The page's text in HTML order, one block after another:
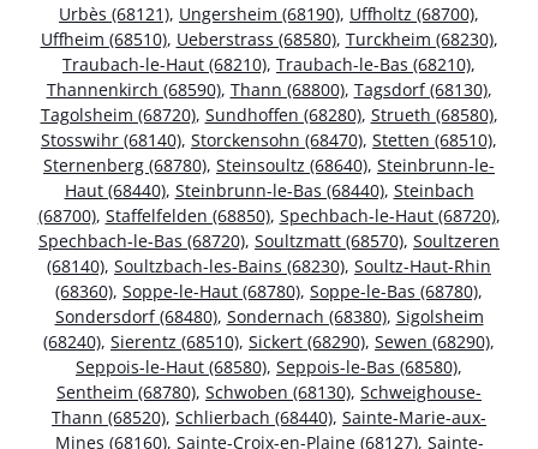
Urbès (68121), Ungersheim (68190), Uffholtz (68700),
Uffheim (68510), Ueberstrass (68580), Turckheim (68230),
Traubach-le-Haut (68210), Traubach-le-Bas (68210),
Thannenkirch (68590), Thann (68800), Tagsdorf (68130),
Tagolsheim (68720), Sundhoffen (68280), Strueth (68580),
Stosswihr (68140), Storckensohn (68470), Stetten (68510),
Sternenberg (68780), Steinsoultz (68640), Steinbrunn-le-
Haut (68440), Steinbrunn-le-Bas (68440), Steinbach
(68700), Staffelfelden (68850), Spechbach-le-Haut (68720),
Spechbach-le-Bas (68720), Soultzmatt (68570), Soultzeren
(68140), Soultzbach-les-Bains (68230), Soultz-Haut-Rhin
(68360), Soppe-le-Haut (68780), Soppe-le-Bas (68780),
Sondersdorf (68480), Sondernach (68380), Sigolsheim
(68240), Sierentz (68510), Sickert (68290), Sewen (68290),
Seppois-le-Haut (68580), Seppois-le-Bas (68580),
Sentheim (68780), Schwoben (68130), Schweighouse-
Thann (68520), Schlierbach (68440), Sainte-Marie-aux-
Mines (68160), Sainte-Croix-en-Plaine (68127), Sainte-